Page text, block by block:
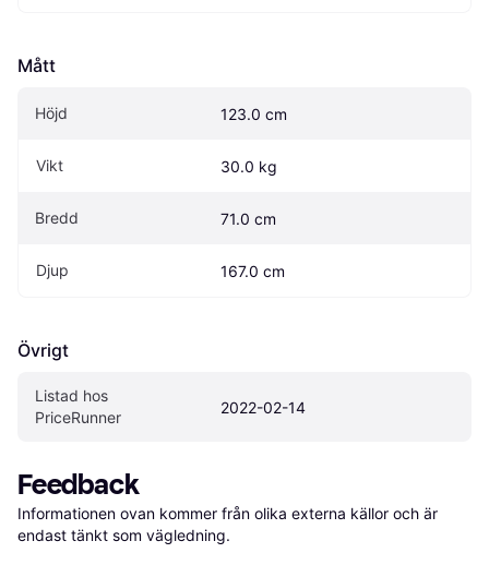
Mått
Höjd 123.0 cm
Vikt 30.0 kg
Bredd 71.0 cm
Djup 167.0 cm
Övrigt
Listad hos
PriceRunner
2022-02-14
Feedback
Informationen ovan kommer från olika externa källor och är
endast tänkt som vägledning.